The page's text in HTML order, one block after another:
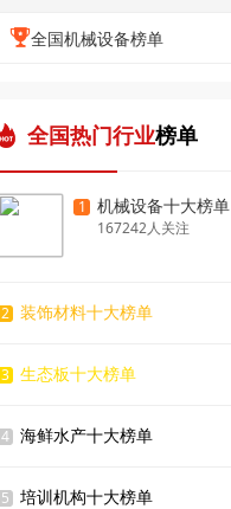
全国机械设备榜单
全国热门行业榜单
1 机械设备十大榜单
167242人关注
2 装饰材料十大榜单
3 生态板十大榜单
4 海鲜水产十大榜单
5 培训机构十大榜单